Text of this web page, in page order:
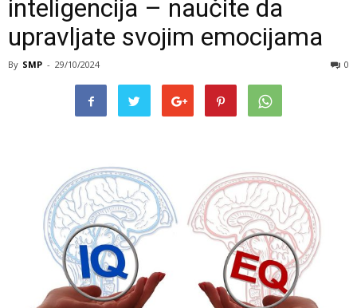
inteligencija – naučite da
upravljate svojim emocijama
By SMP - 29/10/2024 0